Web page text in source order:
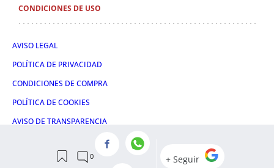
CONDICIONES DE USO
AVISO LEGAL
POLÍTICA DE PRIVACIDAD
CONDICIONES DE COMPRA
POLÍTICA DE COOKIES
AVISO DE TRANSPARENCIA